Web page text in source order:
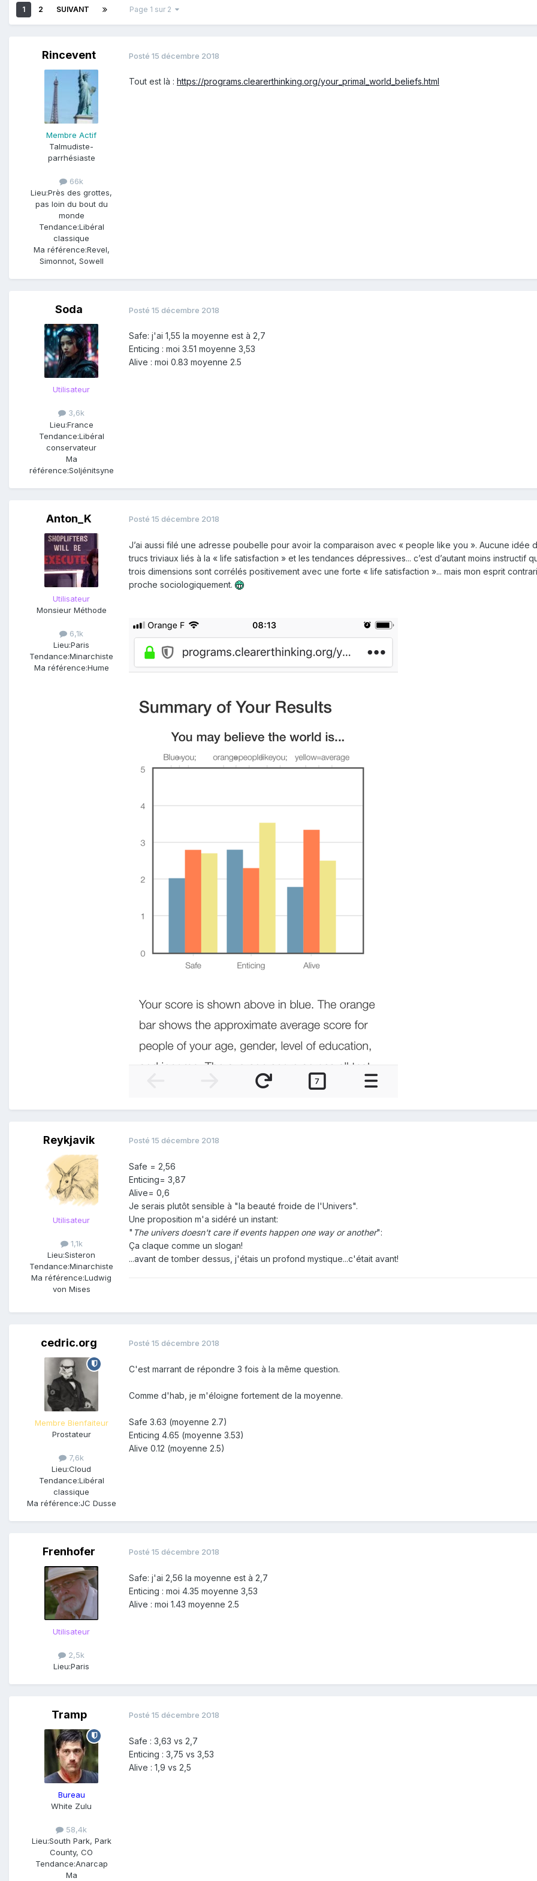
1 2 SUIVANT Page 1 sur 2
Rincevent
Membre Actif
Talmudiste-
parrhésiaste
66k
Lieu:Près des grottes,
pas loin du bout du
monde
Tendance:Libéral
classique
Ma référence:Revel,
Simonnot, Sowell
Posté 15 décembre 2018
Tout est là : https://programs.clearerthinking.org/your_primal_world_beliefs.html
Soda
Utilisateur
3,6k
Lieu:France
Tendance:Libéral
conservateur
Ma
référence:Soljénitsyne
Posté 15 décembre 2018
Safe: j'ai 1,55 la moyenne est à 2,7
Enticing : moi 3.51 moyenne 3,53
Alive : moi 0.83 moyenne 2.5
Anton_K
Utilisateur
Monsieur Méthode
6,1k
Lieu:Paris
Tendance:Minarchiste
Ma référence:Hume
Posté 15 décembre 2018
J’ai aussi filé une adresse poubelle pour avoir la comparaison avec « people like you ». Aucune
trucs triviaux liés à la « life satisfaction » et les tendances dépressives... c’est d’autant moins
trois dimensions sont corrélés positivement avec une forte « life satisfaction »... mais mon esprit
proche sociologiquement.
Reykjavik
Utilisateur
1,1k
Lieu:Sisteron
Tendance:Minarchiste
Ma référence:Ludwig
von Mises
Posté 15 décembre 2018
Safe = 2,56
Enticing= 3,87
Alive= 0,6
Je serais plutôt sensible à "la beauté froide de l'Univers".
Une proposition m'a sidéré un instant:
" The univers doesn't care if events happen one way or another":
Ça claque comme un slogan!
...avant de tomber dessus, j'étais un profond mystique...c'était avant!
cedric.org
Membre Bienfaiteur
Prostateur
7,6k
Lieu:Cloud
Tendance:Libéral
classique
Ma référence:JC Dusse
Posté 15 décembre 2018
C'est marrant de répondre 3 fois à la même question.
Comme d'hab, je m'éloigne fortement de la moyenne.
Safe 3.63 (moyenne 2.7)
Enticing 4.65 (moyenne 3.53)
Alive 0.12 (moyenne 2.5)
Frenhofer
Utilisateur
2,5k
Lieu:Paris
Posté 15 décembre 2018
Safe: j'ai 2,56 la moyenne est à 2,7
Enticing : moi 4.35 moyenne 3,53
Alive : moi 1.43 moyenne 2.5
Tramp
Bureau
White Zulu
58,4k
Lieu:South Park, Park
County, CO
Tendance:Anarcap
Ma
Posté 15 décembre 2018
Safe : 3,63 vs 2,7
Enticing : 3,75 vs 3,53
Alive : 1,9 vs 2,5